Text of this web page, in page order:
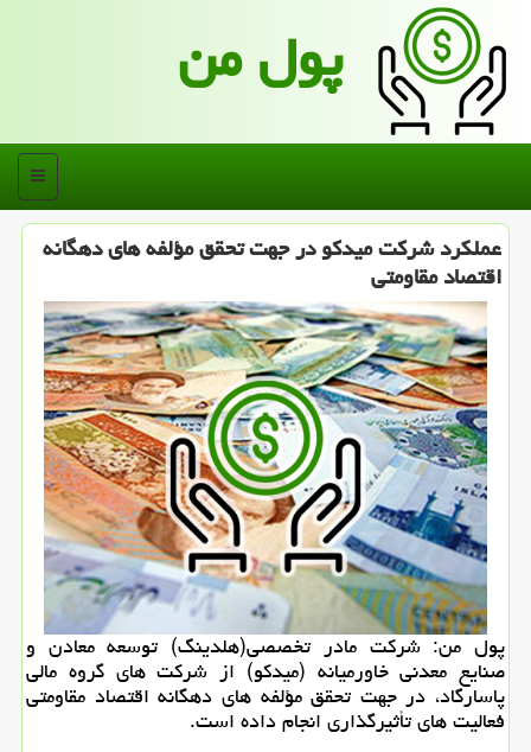
پول من
منو
عملكرد شركت میدكو در جهت تحقق مؤلفه های دهگانه
اقتصاد مقاومتی
پول من: شركت مادر تخصصی(هلدینگ) توسعه معادن و
صنایع معدنی خاورمیانه (میدكو) از شركت های گروه مالی
پاسارگاد، در جهت تحقق مؤلفه های دهگانه اقتصاد مقاومتی
فعالیت های تأثیرگذاری انجام داده است.